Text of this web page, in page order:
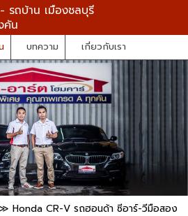
รถบ้าน เมืองชลบุรี
คัน
บทความ เกี่ยวกับเรา
≫ Honda CR-V รถฮอนด้า ซีอาร์-วีมือสอง